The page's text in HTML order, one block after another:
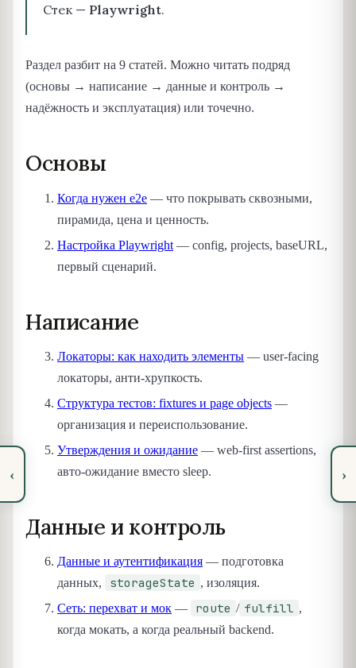
‹
Стек — Playwright.
Раздел разбит на 9 статей. Можно читать подряд
(основы → написание → данные и контроль →
надёжность и эксплуатация) или точечно.
Основы
Когда нужен e2e — что покрывать сквозными,
пирамида, цена и ценность.
Настройка Playwright — config, projects, baseURL,
первый сценарий.
Написание
Локаторы: как находить элементы — user-facing
локаторы, анти-хрупкость.
Структура тестов: fixtures и page objects —
организация и переиспользование.
Утверждения и ожидание — web-first assertions,
авто-ожидание вместо sleep.
Данные и контроль
Данные и аутентификация — подготовка
данных,
storageState , изоляция.
Сеть: перехват и мок — route / fulfill ,
когда мокать, а когда реальный backend.
›